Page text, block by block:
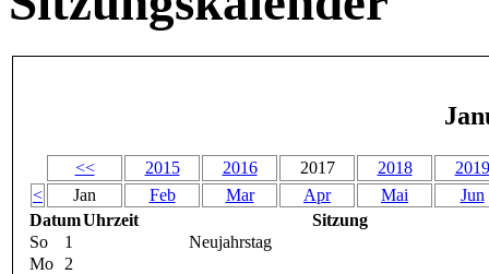
<< 2015 2016 2017 2018
2019
<
Jan Feb Mar Apr Mai
Jun
DatumUhrzeit
Sitzung
So
1
Neujahrstag
Mo
2